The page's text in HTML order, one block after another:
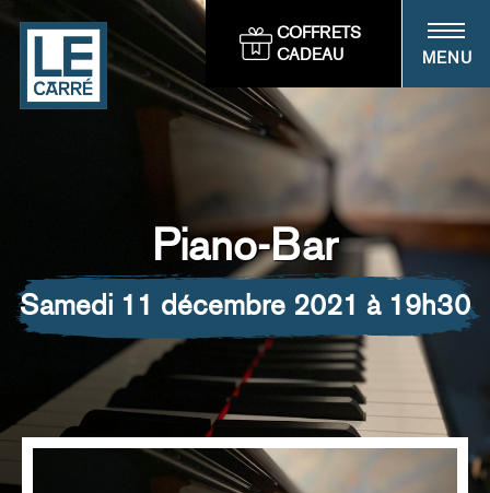
Panneau de gestion des cookies
COFFRETS
CADEAU
MENU
Piano-Bar
samedi 11 décembre 2021 à 19h30